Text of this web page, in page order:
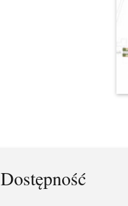
Dostępność